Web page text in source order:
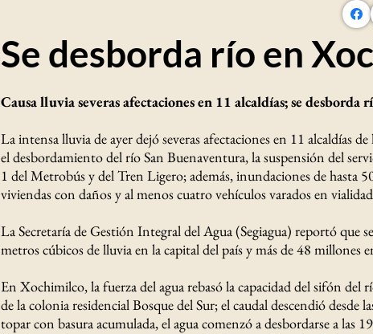
Se desborda río en
Causa lluvia severas afectaciones en 11 alcaldías; se desborda
La intensa lluvia de ayer dejó severas afectaciones en 11 alcaldías
el desbordamiento del río San Buenaventura, la suspensión del
1 del Metrobús y del Tren Ligero; además, inundaciones de hasta
viviendas con daños y al menos cuatro vehículos varados en
La Secretaría de Gestión Integral del Agua (Segiagua) reportó que
metros cúbicos de lluvia en la capital del país y más de 48 millones
En Xochimilco, la fuerza del agua rebasó la capacidad del sifón del
de la colonia residencial Bosque del Sur; el caudal descendió desde
topar con basura acumulada, el agua comenzó a desbordarse a las